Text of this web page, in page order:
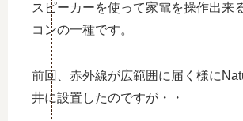
スピーカーを使って家電を操作出来
コンの一種です。
前回、赤外線が広範囲に届く様に
井に設置したのですが・・